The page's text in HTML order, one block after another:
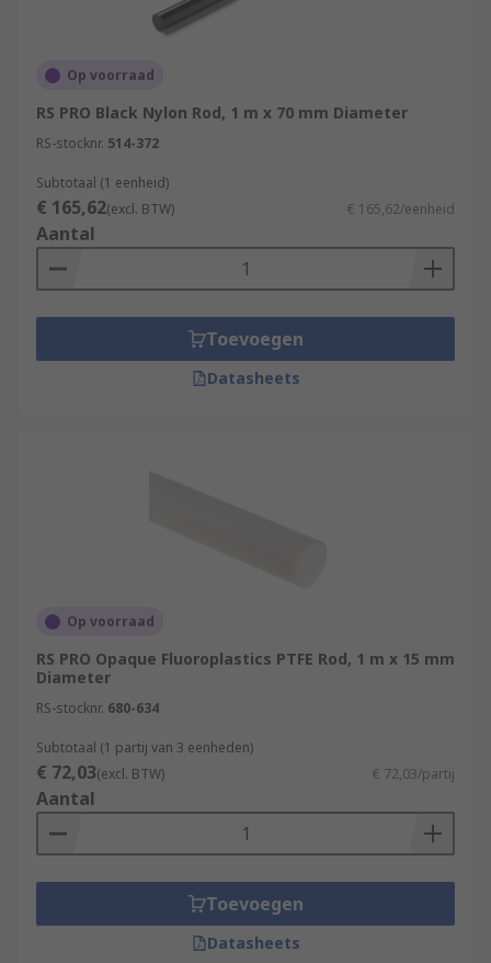
Op voorraad
RS PRO Black Nylon Rod, 1 m x 70 mm Diameter
RS-stocknr. 514-372
Subtotaal (1 eenheid)
€ 165,62(excl. BTW) € 165,62/eenheid
Aantal
Toevoegen
Datasheets
Op voorraad
RS PRO Opaque Fluoroplastics PTFE Rod, 1 m x 15 mm
Diameter
RS-stocknr. 680-634
Subtotaal (1 partij van 3 eenheden)
€ 72,03(excl. BTW) € 72,03/partij
Aantal
Toevoegen
Datasheets